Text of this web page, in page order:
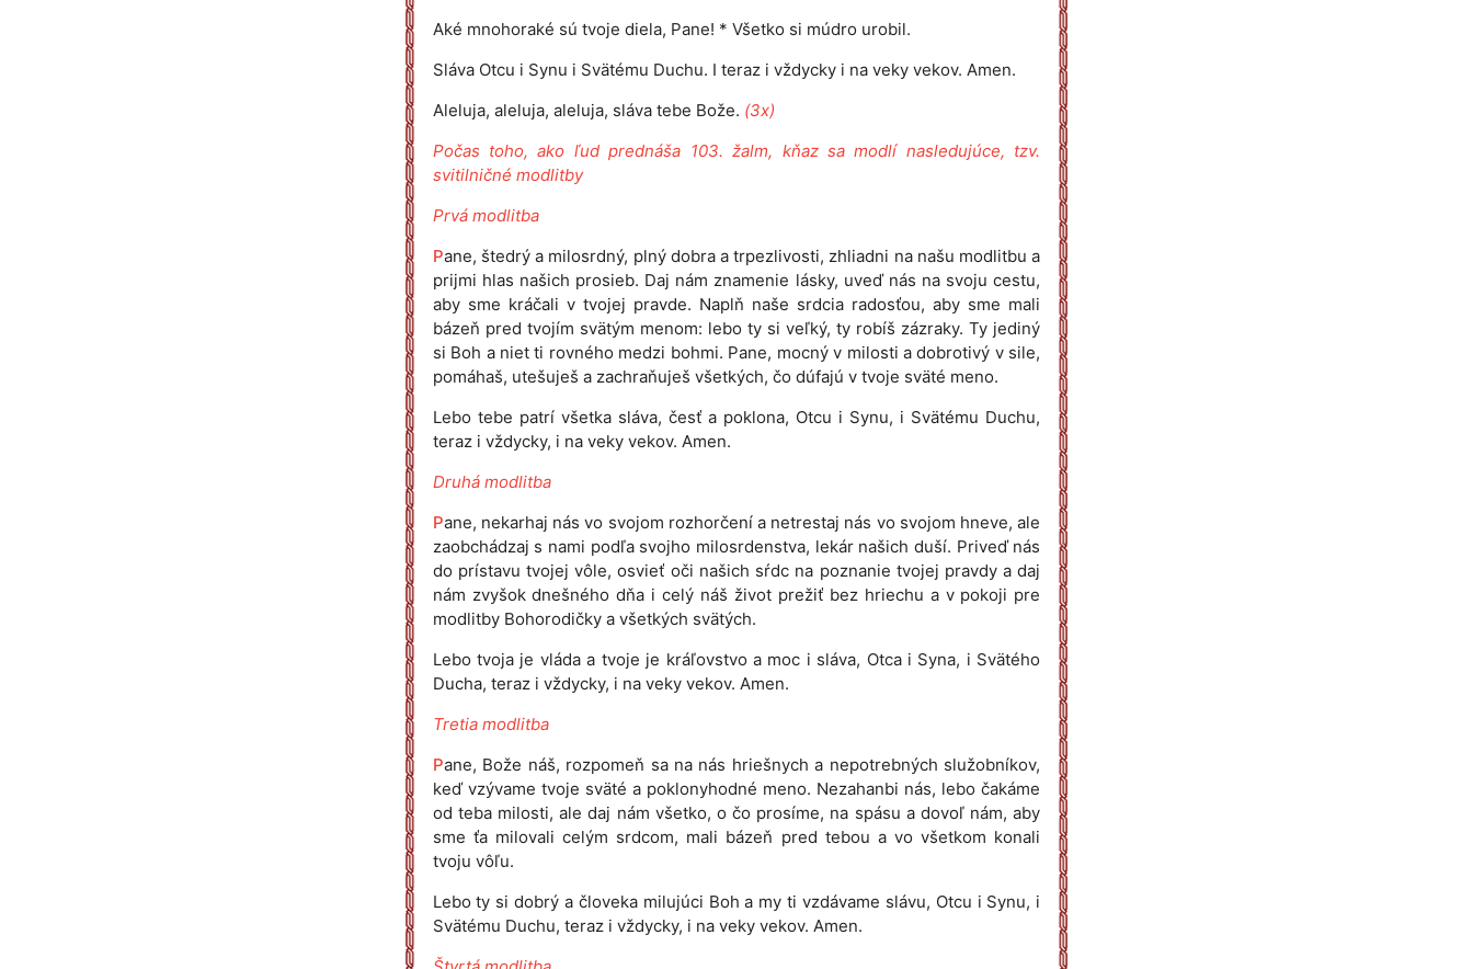
Aké mnohoraké sú tvoje diela, Pane! * Všetko si múdro urobil.
Sláva Otcu i Synu i Svätému Duchu. I teraz i vždycky i na veky vekov. Amen.
Aleluja, aleluja, aleluja, sláva tebe Bože. (3x)
Počas toho, ako ľud prednáša 103. žalm, kňaz sa modlí nasledujúce, tzv.
svitilničné modlitby
Prvá modlitba
Pane, štedrý a milosrdný, plný dobra a trpezlivosti, zhliadni na našu modlitbu a
prijmi hlas našich prosieb. Daj nám znamenie lásky, uveď nás na svoju cestu,
aby sme kráčali v tvojej pravde. Naplň naše srdcia radosťou, aby sme mali
bázeň pred tvojím svätým menom: lebo ty si veľký, ty robíš zázraky. Ty jediný
si Boh a niet ti rovného medzi bohmi. Pane, mocný v milosti a dobrotivý v sile,
pomáhaš, utešuješ a zachraňuješ všetkých, čo dúfajú v tvoje sväté meno.
Lebo tebe patrí všetka sláva, česť a poklona, Otcu i Synu, i Svätému Duchu,
teraz i vždycky, i na veky vekov. Amen.
Druhá modlitba
Pane, nekarhaj nás vo svojom rozhorčení a netrestaj nás vo svojom hneve, ale
zaobchádzaj s nami podľa svojho milosrdenstva, lekár našich duší. Priveď nás
do prístavu tvojej vôle, osvieť oči našich sŕdc na poznanie tvojej pravdy a daj
nám zvyšok dnešného dňa i celý náš život prežiť bez hriechu a v pokoji pre
modlitby Bohorodičky a všetkých svätých.
Lebo tvoja je vláda a tvoje je kráľovstvo a moc i sláva, Otca i Syna, i Svätého
Ducha, teraz i vždycky, i na veky vekov. Amen.
Tretia modlitba
Pane, Bože náš, rozpomeň sa na nás hriešnych a nepotrebných služobníkov,
keď vzývame tvoje sväté a poklonyhodné meno. Nezahanbi nás, lebo čakáme
od teba milosti, ale daj nám všetko, o čo prosíme, na spásu a dovoľ nám, aby
sme ťa milovali celým srdcom, mali bázeň pred tebou a vo všetkom konali
tvoju vôľu.
Lebo ty si dobrý a človeka milujúci Boh a my ti vzdávame slávu, Otcu i Synu, i
Svätému Duchu, teraz i vždycky, i na veky vekov. Amen.